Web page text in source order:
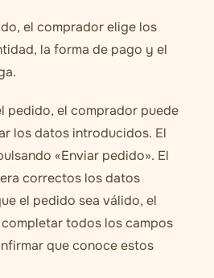
el comprador elige los
la forma de pago y el
pedido, el comprador puede
los datos introducidos. El
«Enviar pedido». El
correctos los datos
el pedido sea válido, el
todos los campos
que conoce estos